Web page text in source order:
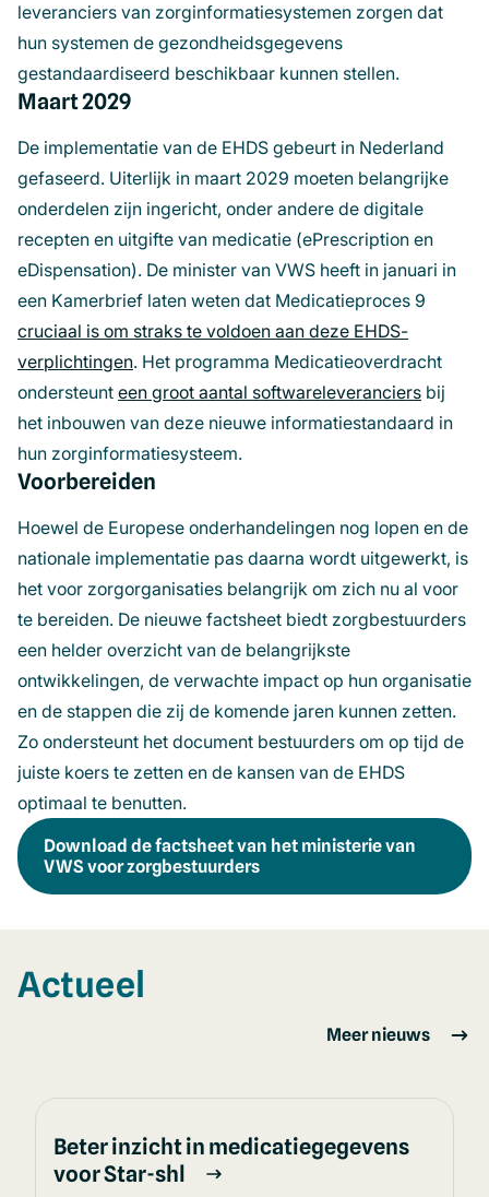
leveranciers van zorginformatiesystemen zorgen dat
hun systemen de gezondheidsgegevens
gestandaardiseerd beschikbaar kunnen stellen.
Maart 2029
De implementatie van de EHDS gebeurt in Nederland
gefaseerd. Uiterlijk in maart 2029 moeten belangrijke
onderdelen zijn ingericht, onder andere de digitale
recepten en uitgifte van medicatie (ePrescription en
eDispensation). De minister van VWS heeft in januari in
een Kamerbrief laten weten dat Medicatieproces 9
cruciaal is om straks te voldoen aan deze EHDS-
verplichtingen. Het programma Medicatieoverdracht
ondersteunt een groot aantal softwareleveranciers bij
het inbouwen van deze nieuwe informatiestandaard in
hun zorginformatiesysteem.
Voorbereiden
Hoewel de Europese onderhandelingen nog lopen en de
nationale implementatie pas daarna wordt uitgewerkt, is
het voor zorgorganisaties belangrijk om zich nu al voor
te bereiden. De nieuwe factsheet biedt zorgbestuurders
een helder overzicht van de belangrijkste
ontwikkelingen, de verwachte impact op hun organisatie
en de stappen die zij de komende jaren kunnen zetten.
Zo ondersteunt het document bestuurders om op tijd de
juiste koers te zetten en de kansen van de EHDS
optimaal te benutten.
Download de factsheet van het ministerie van
VWS voor zorgbestuurders
Actueel
Meer nieuws
Beter inzicht in medicatiegegevens
voor Star-shl